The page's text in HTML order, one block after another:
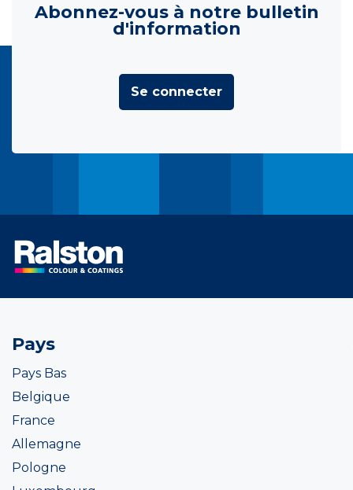
Abonnez-vous à notre bulletin
d'information
Se connecter
Pays
Pays Bas
Belgique
France
Allemagne
Pologne